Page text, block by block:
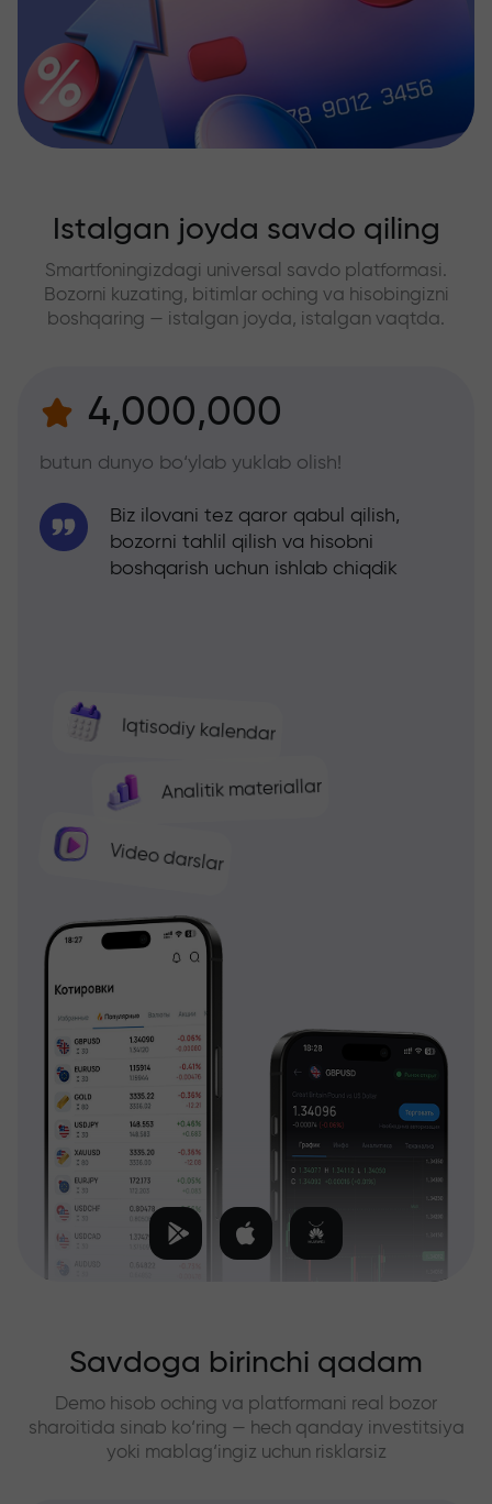
Istalgan joyda savdo qiling
Smartfoningizdagi universal savdo platformasi.
Bozorni kuzating, bitimlar oching va hisobingizni
boshqaring — istalgan joyda, istalgan vaqtda.
4,000,000
butun dunyo bo‘ylab yuklab olish!
Iqtisodiy kalendar
Analitik materiallar
Video darslar
Biz ilovani tez qaror qabul qilish,
bozorni tahlil qilish va hisobni
boshqarish uchun ishlab chiqdik
Savdoga birinchi qadam
Demo hisob oching va platformani real bozor
sharoitida sinab ko‘ring — hech qanday investitsiya
yoki mablag‘ingiz uchun risklarsiz